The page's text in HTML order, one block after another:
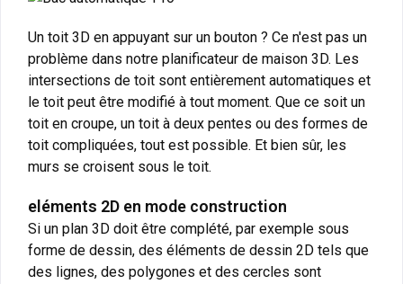
Un toit 3D en appuyant sur un bouton ? Ce n'est pas un
problème dans notre planificateur de maison 3D. Les
intersections de toit sont entièrement automatiques et
le toit peut être modifié à tout moment. Que ce soit un
toit en croupe, un toit à deux pentes ou des formes de
toit compliquées, tout est possible. Et bien sûr, les
murs se croisent sous le toit.
eléments 2D en mode construction
Si un plan 3D doit être complété, par exemple sous
forme de dessin, des éléments de dessin 2D tels que
des lignes, des polygones et des cercles sont